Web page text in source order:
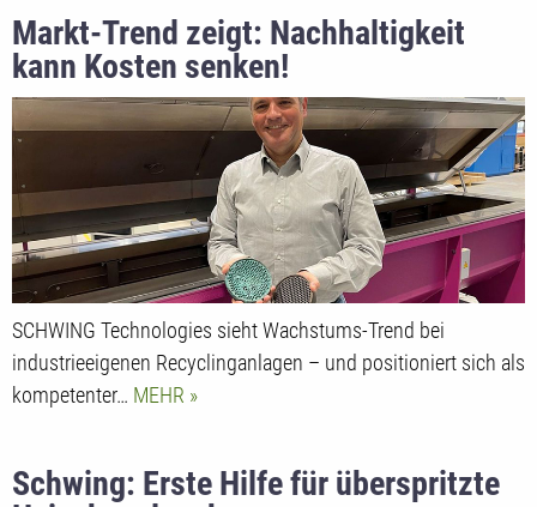
Markt-Trend zeigt: Nachhaltigkeit
kann Kosten senken!
SCHWING Technologies sieht Wachstums-Trend bei
industrieeigenen Recyclinganlagen – und positioniert sich als
kompetenter… MEHR
Schwing: Erste Hilfe für überspritzte